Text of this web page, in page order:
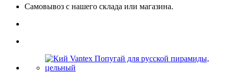
Самовывоз с нашего склада или магазина.